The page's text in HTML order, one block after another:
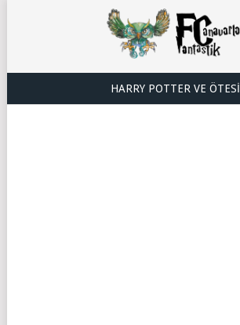
HARRY POTTER VE ÖTESI